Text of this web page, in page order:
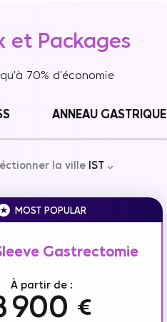
et Packages
70% d'économie
ANNEAU GASTRIQUE
la ville IST
MOST POPULAR
Gastrectomie
À partir de :
900 €